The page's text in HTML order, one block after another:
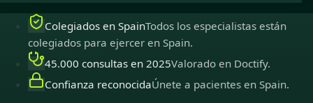
Colegiados en SpainTodos los especialistas están
colegiados para ejercer en Spain.
45.000 consultas en 2025Valorado en Doctify.
Confianza reconocidaÚnete a pacientes en Spain.